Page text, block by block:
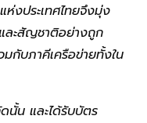
งประเทศไทยจึงมุ่ง
ละสัญชาติอย่างถูก
กับภาคีเครือข่ายทั้งใน
นั้น และได้รับบัตร